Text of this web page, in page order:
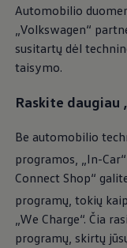
Jūsų pirmieji
skaitmeninėmis
tiesioginiu
„VW Connect“
inovatyvių
Norint naudotis
paslaugomis,
Connect“
Automobilio
Volkswagen“
susitartų dėl
taisymo.
Raskite daugiau
Be automobilio
programos, „In-
Connect Shop“
programų, tokių
„We Charge“. Čia
programų, skirtų